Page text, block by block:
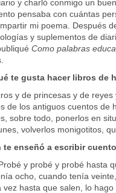
y charló conmigo un
pensaba con cuántas
mi poema. Después
y suplementos de
Como palabras
te gusta hacer libros de
y de princesas y de
de los antiguos cuentos de
sobre todo, ponerlos en
volverlos monigotitos,
enseñó a escribir
y probé y probé hasta
ocho, cuando tenía
vez hasta que salen, lo